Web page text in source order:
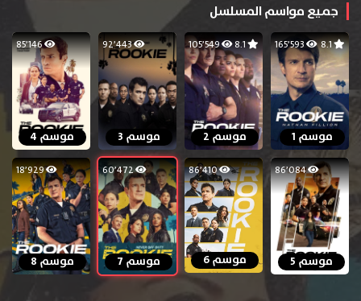
جميع مواسم المسلسل
8.1
موسم 1
8.1 105٬549
موسم 2
92٬443
موسم 3
85٬146
موسم 4
86٬084
موسم 5
86٬410
موسم 6
60٬472
موسم 7
18٬929
موسم 8